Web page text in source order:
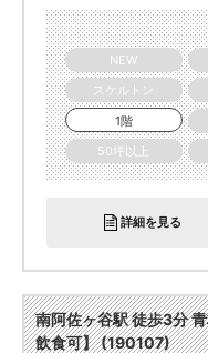
NEW
スケルトン
1階
50坪以上
詳細を見る
南阿佐ヶ谷駅 徒歩3分
飲食可】 (190107)